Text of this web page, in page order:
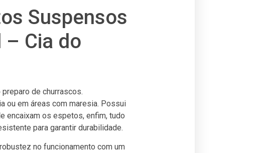
Suspensos
– Cia do
de churrascos.
ou em áreas com maresia. Possui
encaixam os espetos, enfim, tudo
para garantir durabilidade.
no funcionamento com um